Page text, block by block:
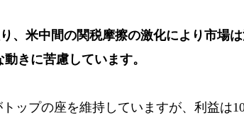
、米中間の関税摩擦の激化により市場
きに苦慮しています。
ップの座を維持していますが、利益は